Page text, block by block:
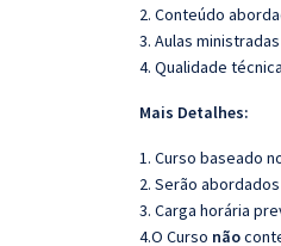
2. Conteúdo
3. Aulas
4. Qualidade
Mais Detalhes:
1. Curso baseado
2. Serão
3. Carga horária
4.O Curso não